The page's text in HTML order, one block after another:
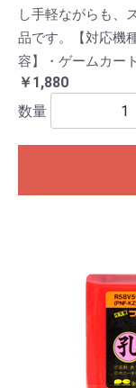
し手軽ながらも、
品です。【対応機
容】・ゲームカー
￥1,880
数量